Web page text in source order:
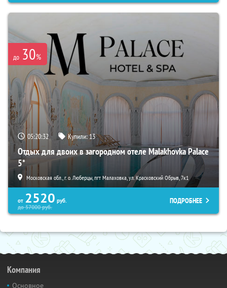
до 30%
05:20:30 Купили:13
Отдых для двоих в загородном отеле Malakhovka Palace
5*
Московская обл., г. о. Люберцы, пгт Малаховка, ул. Красковский Обрыв, 7к1
от 2520 руб.
до57000руб.
ПОДРОБНЕЕ
Компания
Основное